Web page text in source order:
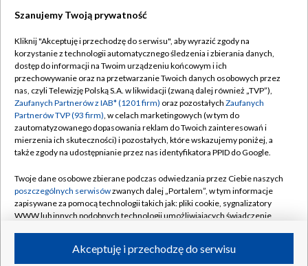
TVP
Abonament TVP
Emisja w TVP
Centrum informacji TVP
Naziemna Telewizja Cyfrowa
Rada Programowa
System NOS
Informacje o nadawcy
Program dla prasy
Regulamin TVP
Polityka prywatności
Moje zgody
Pomoc
Kontakt
Kanały
Szanujemy Twoją prywatność
Kliknij "Akceptuję i przechodzę do serwisu", aby wyrazić zgody na
korzystanie z technologii automatycznego śledzenia i zbierania danych,
dostęp do informacji na Twoim urządzeniu końcowym i ich
przechowywanie oraz na przetwarzanie Twoich danych osobowych przez
nas, czyli Telewizję Polską S.A. w likwidacji (zwaną dalej również „TVP”),
Zaufanych Partnerów z IAB* (1201 firm) oraz pozostałych Zaufanych
Partnerów TVP (93 firm), w celach marketingowych (w tym do
zautomatyzowanego dopasowania reklam do Twoich zainteresowań i
mierzenia ich skuteczności) i pozostałych, które wskazujemy poniżej, a
także zgody na udostępnianie przez nas identyfikatora PPID do Google.
Twoje dane osobowe zbierane podczas odwiedzania przez Ciebie naszych
poszczególnych serwisówzwanych dalej „Portalem”, w tym informacje
zapisywane za pomocą technologii takich jak: pliki cookie, sygnalizatory
WWW lub innych podobnych technologii umożliwiających świadczenie
ruchu w Internecie.Akceptuję i przechodzę do serwisu